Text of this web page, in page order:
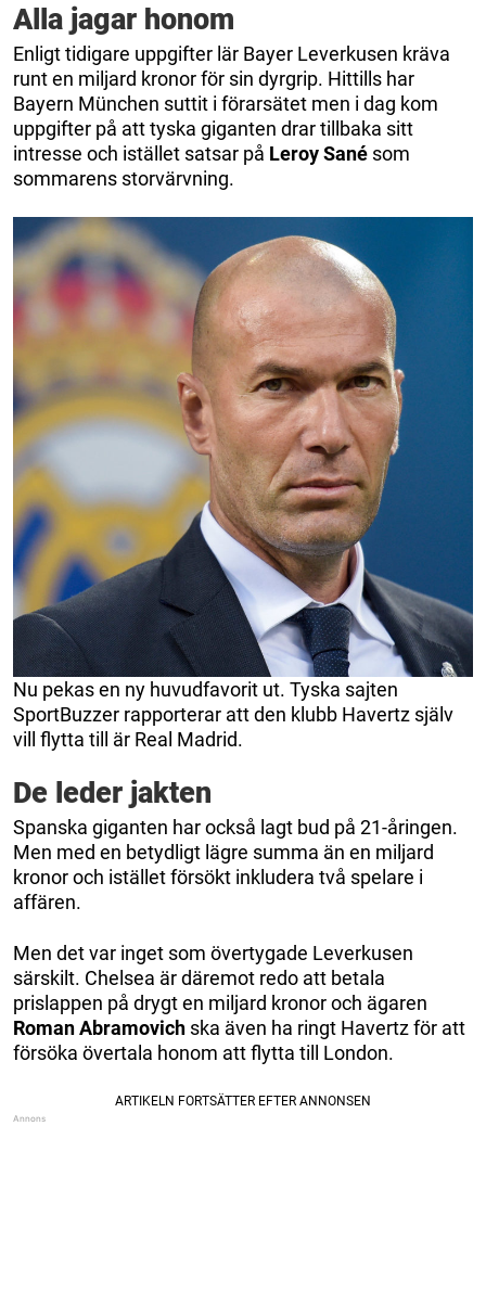
Alla jagar honom
Enligt tidigare uppgifter lär Bayer Leverkusen kräva
runt en miljard kronor för sin dyrgrip. Hittills har
Bayern München suttit i förarsätet men i dag kom
uppgifter på att tyska giganten drar tillbaka sitt
intresse och istället satsar på Leroy Sané som
sommarens storvärvning.
Nu pekas en ny huvudfavorit ut. Tyska sajten
SportBuzzer rapporterar att den klubb Havertz själv
vill flytta till är Real Madrid.
De leder jakten
Spanska giganten har också lagt bud på 21-åringen.
Men med en betydligt lägre summa än en miljard
kronor och istället försökt inkludera två spelare i
affären.
Men det var inget som övertygade Leverkusen
särskilt. Chelsea är däremot redo att betala
prislappen på drygt en miljard kronor och ägaren
Roman Abramovich ska även ha ringt Havertz för att
försöka övertala honom att flytta till London.